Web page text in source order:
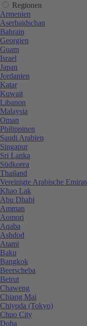
Regionen
Armenien
Aserbaidschan
Bahrain
Georgien
Guam
Israel
Japan
Jordanien
Katar
Kuwait
Libanon
Malaysia
Oman
Philippinen
Saudi Arabien
Singapur
Sri Lanka
Südkorea
Thailand
Vereinigte Arabische
Khao Lak
Abu Dhabi
Amman
Aomori
Aqaba
Ashdod
Atami
Baku
Bangkok
Beerscheba
Beirut
Chaweng
Chiang Mai
Chiyoda (Tokyo)
Chuo City
Doha